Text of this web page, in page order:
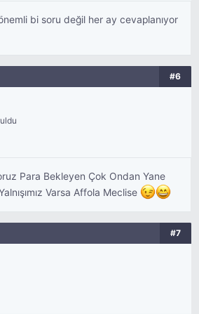
bi soru değil her ay cevaplanıyor
#6
Para Bekleyen Çok Ondan Yane
Varsa Affola Meclise
#7